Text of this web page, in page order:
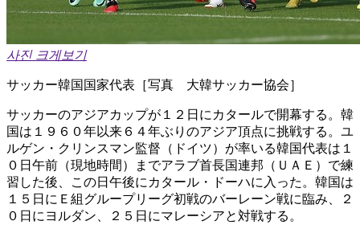
사진 크게보기
サッカー韓国国家代表［写真 大韓サッカー協会］
サッカーのアジアカップが１２日にカタールで開幕する。韓
国は１９６０年以来６４年ぶりのアジア頂点に挑戦する。ユ
ルゲン・クリンスマン監督（ドイツ）が率いる韓国代表は１
０日午前（現地時間）までアラブ首長国連邦（ＵＡＥ）で練
習した後、この日午後にカタール・ドーハに入った。韓国は
１５日にＥ組グループリーグ初戦のバーレーン戦に臨み、２
０日にヨルダン、２５日にマレーシアと対戦する。